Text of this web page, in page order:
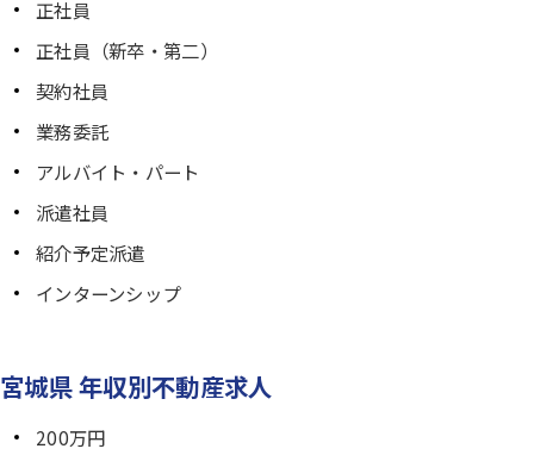
正社員
正社員（新卒・第二）
契約社員
業務委託
アルバイト・パート
派遣社員
紹介予定派遣
インターンシップ
宮城県 年収別不動産求人
200万円